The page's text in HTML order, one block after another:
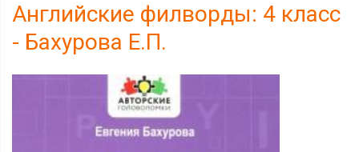
Английские филворды: 4 класс
- Бахурова Е.П.